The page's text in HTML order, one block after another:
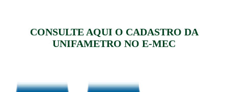
CONSULTE AQUI O CADASTRO DA
UNIFAMETRO NO E-MEC